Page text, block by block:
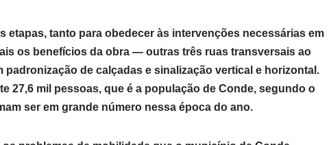
etapas, tanto para obedecer às intervenções necessárias em
os benefícios da obra — outras três ruas transversais ao
de calçadas e sinalização vertical e horizontal.
27,6 mil pessoas, que é a população de Conde, segundo o
ser em grande número nessa época do ano.